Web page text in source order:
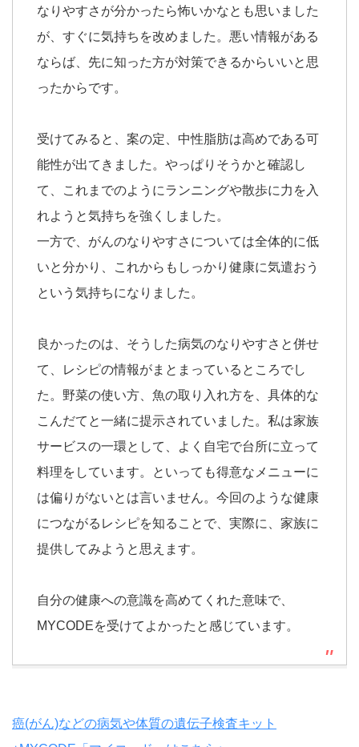
なりやすさが分かったら怖いかなとも思いました
が、すぐに気持ちを改めました。悪い情報がある
ならば、先に知った方が対策できるからいいと思
ったからです。
受けてみると、案の定、中性脂肪は高めである可
能性が出てきました。やっぱりそうかと確認し
て、これまでのようにランニングや散歩に力を入
れようと気持ちを強くしました。
一方で、がんのなりやすさについては全体的に低
いと分かり、これからもしっかり健康に気遣おう
という気持ちになりました。
良かったのは、そうした病気のなりやすさと併せ
て、レシピの情報がまとまっているところでし
た。野菜の使い方、魚の取り入れ方を、具体的な
こんだてと一緒に提示されていました。私は家族
サービスの一環として、よく自宅で台所に立って
料理をしています。といっても得意なメニューに
は偏りがないとは言いません。今回のような健康
につながるレシピを知ることで、実際に、家族に
提供してみようと思えます。
自分の健康への意識を高めてくれた意味で、
MYCODEを受けてよかったと感じています。
癌(がん)などの病気や体質の遺伝子検査キット